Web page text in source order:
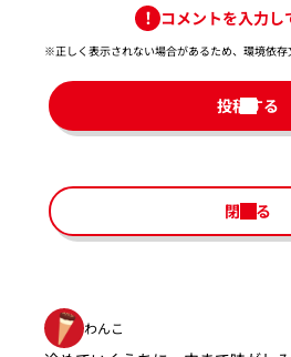
コメントを入力し
※正しく表示されない場合があるため、環境依存
投稿する
閉じる
わんこ